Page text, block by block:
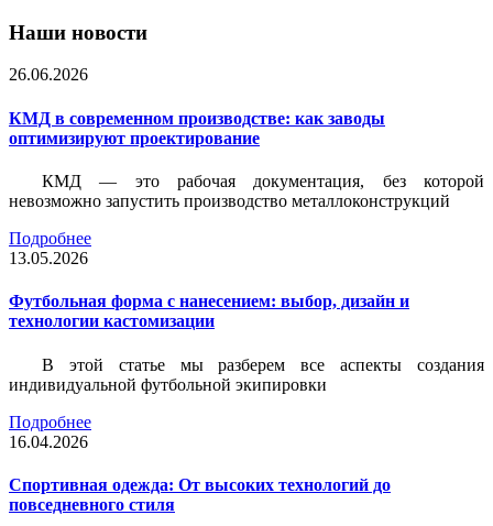
Наши новости
26.06.2026
КМД в современном производстве: как заводы
оптимизируют проектирование
КМД — это рабочая документация, без которой
невозможно запустить производство металлоконструкций
Подробнее
13.05.2026
Футбольная форма с нанесением: выбор, дизайн и
технологии кастомизации
В этой статье мы разберем все аспекты создания
индивидуальной футбольной экипировки
Подробнее
16.04.2026
Спортивная одежда: От высоких технологий до
повседневного стиля